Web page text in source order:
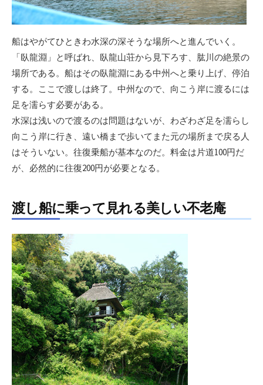
船はやがてひときわ水深の深そうな場所へと進んでいく。
「臥龍淵」と呼ばれ、臥龍山荘から見下ろす、肱川の絶景の
場所である。船はその臥龍淵にある中州へと乗り上げ、停泊
する。ここで渡しは終了。中州なので、向こう岸に渡るには
足を濡らす必要がある。
水深は浅いので渡るのは問題はないが、わざわざ足を濡らし
向こう岸に行き、遠い橋まで歩いてまた元の場所まで戻る人
はそういない。往復乗船が基本なのだ。料金は片道100円だ
が、必然的に往復200円が必要となる。
渡し船に乗って見れる美しい不老庵